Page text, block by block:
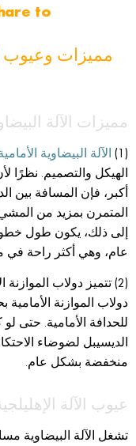
to:
مميزات وعيوب
مميزات الآلة
(1) الآلة البيضاوية
الهيكل والتصميم. نظرًا
أكبر، فإن المسافة بين
المتمرن بمزيد من المشي
إلى ذلك، يكون طول خطوة
عام، وهي أكثر راحة في
(2) تتميز دولاب
دولاب الموازنة
للحدافة الأمامية. حتى
الديسيبل لضوضاء
منخفضة بشكل عام.
عيوب الآلة
تشغل الآلة البيضاوية